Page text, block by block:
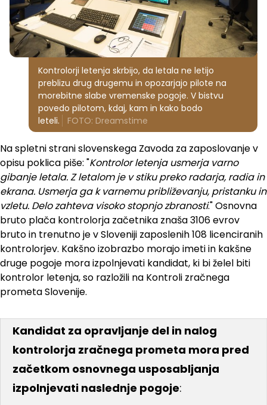
Kontrolorji letenja skrbijo, da letala ne letijo
preblizu drug drugemu in opozarjajo pilote na
morebitne slabe vremenske pogoje. V bistvu
povedo pilotom, kdaj, kam in kako bodo
leteli.
FOTO: Dreamstime
Na spletni strani slovenskega Zavoda za zaposlovanje v
opisu poklica piše: "Kontrolor letenja usmerja varno
gibanje letala. Z letalom je v stiku preko radarja, radia in
ekrana. Usmerja ga k varnemu približevanju, pristanku in
vzletu. Delo zahteva visoko stopnjo zbranosti." Osnovna
bruto plača kontrolorja začetnika znaša 3106 evrov
bruto in trenutno je v Sloveniji zaposlenih 108 licenciranih
kontrolorjev. Kakšno izobrazbo morajo imeti in kakšne
druge pogoje mora izpolnjevati kandidat, ki bi želel biti
kontrolor letenja, so razložili na Kontroli zračnega
prometa Slovenije.
Kandidat za opravljanje del in nalog
kontrolorja zračnega prometa mora pred
začetkom osnovnega usposabljanja
izpolnjevati naslednje pogoje: